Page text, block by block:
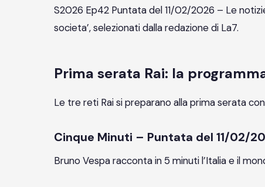
S2026 Ep42 Puntata del 11/02/2026 – Le
societa’, selezionati dalla redazione di La7.
Prima serata Rai: la
Le tre reti Rai si preparano alla prima serata
Cinque Minuti – Puntata del 11/02/
Bruno Vespa racconta in 5 minuti l’Italia e il